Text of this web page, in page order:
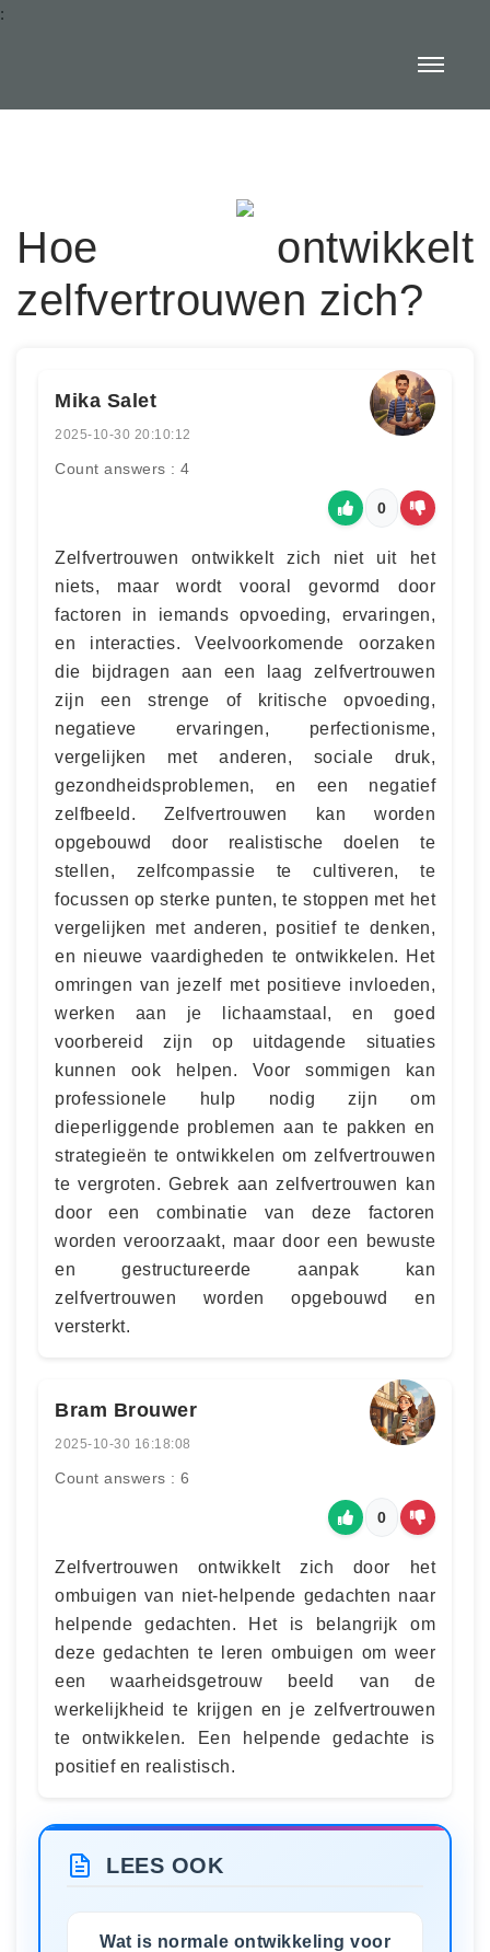
:
Hoe ontwikkelt
zelfvertrouwen zich?
Mika Salet
2025-10-30 20:10:12
Count answers : 4
0
Zelfvertrouwen ontwikkelt zich niet uit het
niets, maar wordt vooral gevormd door
factoren in iemands opvoeding, ervaringen,
en interacties. Veelvoorkomende oorzaken
die bijdragen aan een laag zelfvertrouwen
zijn een strenge of kritische opvoeding,
negatieve ervaringen, perfectionisme,
vergelijken met anderen, sociale druk,
gezondheidsproblemen, en een negatief
zelfbeeld. Zelfvertrouwen kan worden
opgebouwd door realistische doelen te
stellen, zelfcompassie te cultiveren, te
focussen op sterke punten, te stoppen met het
vergelijken met anderen, positief te denken,
en nieuwe vaardigheden te ontwikkelen. Het
omringen van jezelf met positieve invloeden,
werken aan je lichaamstaal, en goed
voorbereid zijn op uitdagende situaties
kunnen ook helpen. Voor sommigen kan
professionele hulp nodig zijn om
dieperliggende problemen aan te pakken en
strategieën te ontwikkelen om zelfvertrouwen
te vergroten. Gebrek aan zelfvertrouwen kan
door een combinatie van deze factoren
worden veroorzaakt, maar door een bewuste
en gestructureerde aanpak kan
zelfvertrouwen worden opgebouwd en
versterkt.
Bram Brouwer
2025-10-30 16:18:08
Count answers : 6
0
Zelfvertrouwen ontwikkelt zich door het
ombuigen van niet-helpende gedachten naar
helpende gedachten. Het is belangrijk om
deze gedachten te leren ombuigen om weer
een waarheidsgetrouw beeld van de
werkelijkheid te krijgen en je zelfvertrouwen
te ontwikkelen. Een helpende gedachte is
positief en realistisch.
LEES OOK
Wat is normale ontwikkeling voor